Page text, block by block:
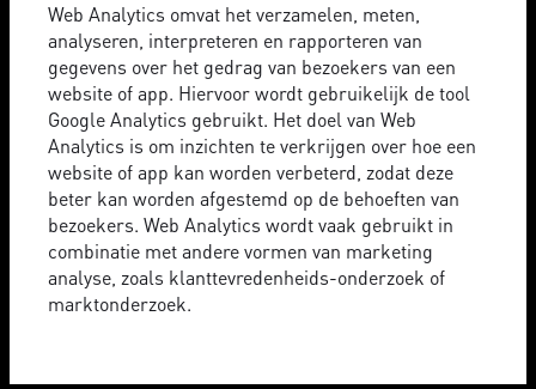
Web Analytics omvat het verzamelen, meten,
analyseren, interpreteren en rapporteren van
gegevens over het gedrag van bezoekers van een
website of app. Hiervoor wordt gebruikelijk de tool
Google Analytics gebruikt. Het doel van Web
Analytics is om inzichten te verkrijgen over hoe een
website of app kan worden verbeterd, zodat deze
beter kan worden afgestemd op de behoeften van
bezoekers. Web Analytics wordt vaak gebruikt in
combinatie met andere vormen van marketing
analyse, zoals klanttevredenheids-onderzoek of
marktonderzoek.